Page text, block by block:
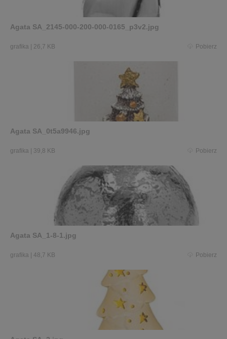
Agata SA_2145-000-200-000-0165_p3v2.jpg
grafika 26,7 KB Pobierz
Agata SA_0t5a9946.jpg
grafika 39,8 KB Pobierz
Agata SA_1-8-1.jpg
grafika 48,7 KB Pobierz